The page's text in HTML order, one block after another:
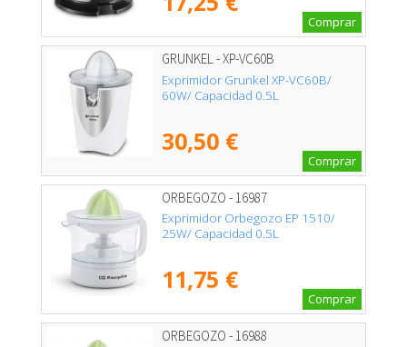
Comprar
GRUNKEL - XP-VC60B
Exprimidor Grunkel XP-VC60B/
60W/ Capacidad 0.5L
30,50 €
Comprar
ORBEGOZO - 16987
Exprimidor Orbegozo EP 1510/
25W/ Capacidad 0.5L
11,75 €
Comprar
ORBEGOZO - 16988